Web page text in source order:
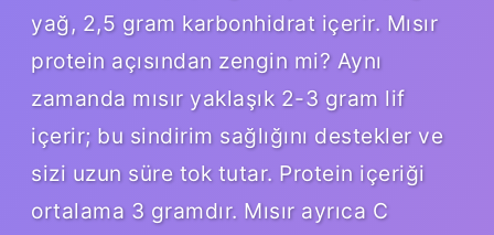
yağ, 2,5 gram karbonhidrat içerir. Mısır
protein açısından zengin mi? Aynı
zamanda mısır yaklaşık 2-3 gram lif
içerir; bu sindirim sağlığını destekler ve
sizi uzun süre tok tutar. Protein içeriği
ortalama 3 gramdır. Mısır ayrıca C